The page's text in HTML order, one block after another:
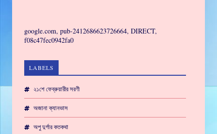
google.com, pub-2412686623726664, DIRECT,
f08c47fec0942fa0
LABELS
২১শে ফেব্রুয়ারীর সরণী
অজানা ক্যানভাস
অপু দুর্গার কতকথা